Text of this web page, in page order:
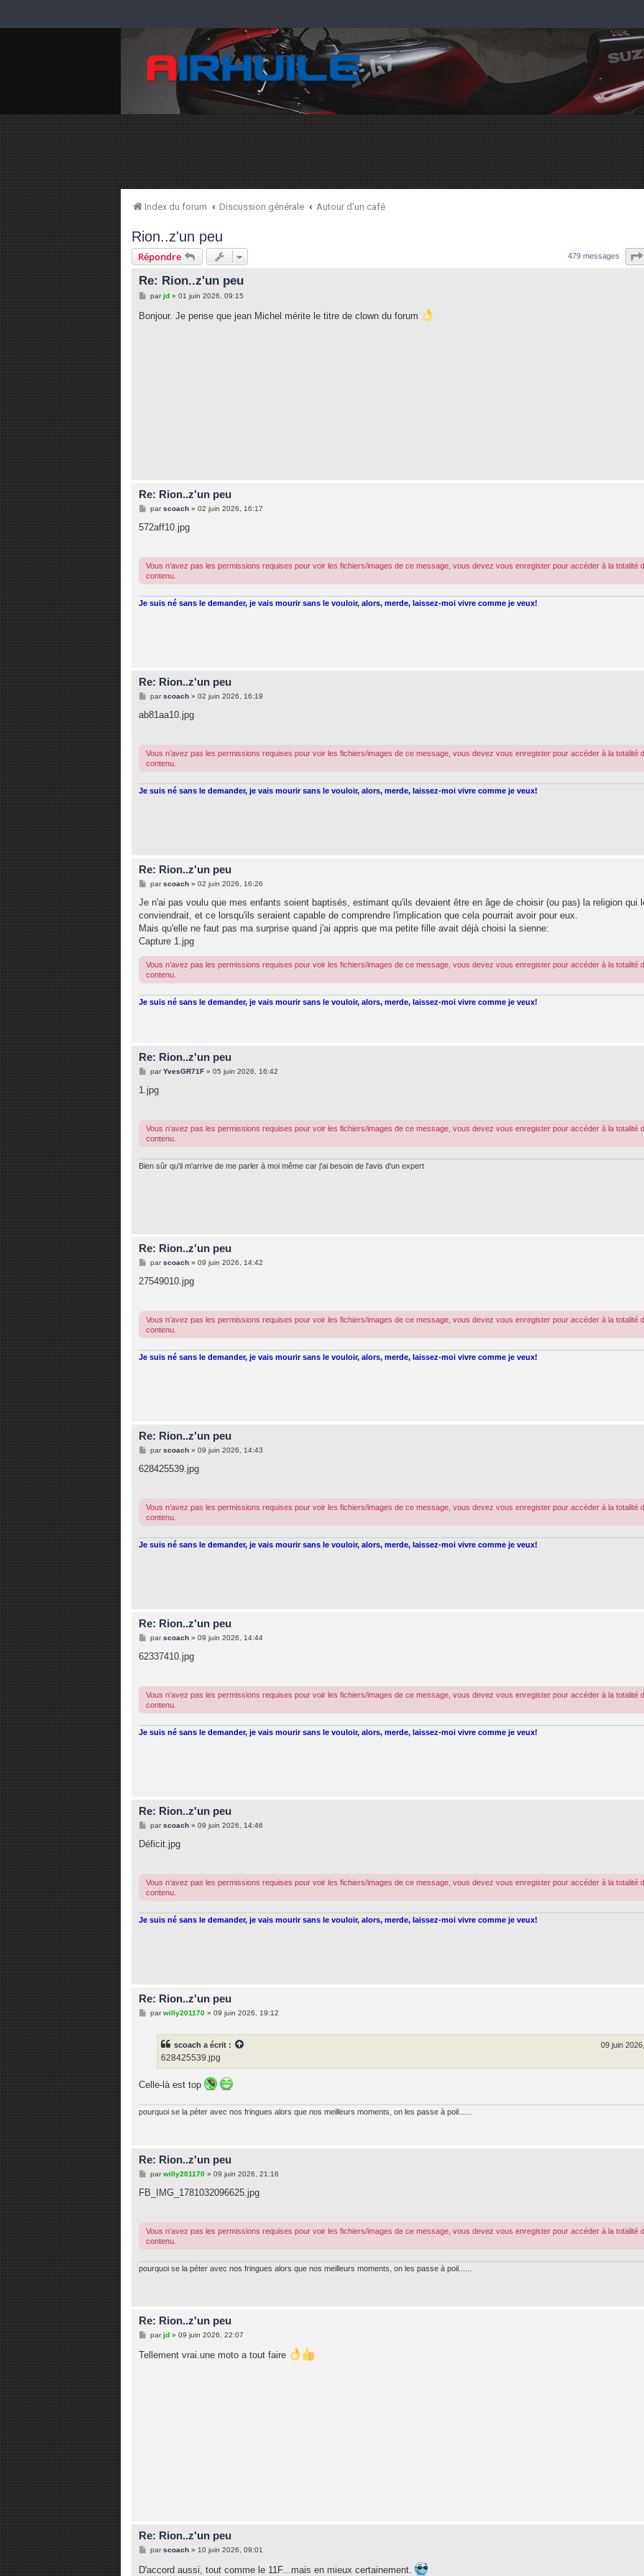
Index du forum Discussion générale Autour d'un café
Rion..z'un peu
Répondre 479 messages
Re: Rion..z'un peu
M
s
parjd» 01 juin 2026, 09:15
Bonjour. Je pense que jean Michel mérite le titre de clown du forum
Re: Rion..z'un peu
M
s
e
parscoach» 02 juin 2026, 16:17
572aff10.jpg
Vous n’avez pas les permissions requises pour voir les fichiers/images de ce message, vous devez vous enregister pour accéder à la totalité
contenu.
Je suis né sans le demander, je vais mourir sans le vouloir, alors, merde, laissez-moi vivre comme je veux!
Re: Rion..z'un peu
M
s
parscoach» 02 juin 2026, 16:19
ab81aa10.jpg
Vous n’avez pas les permissions requises pour voir les fichiers/images de ce message, vous devez vous enregister pour accéder à la totalité
contenu.
Je suis né sans le demander, je vais mourir sans le vouloir, alors, merde, laissez-moi vivre comme je veux!
Re: Rion..z'un peu
M
s
a
g
parscoach» 02 juin 2026, 16:26
Je n'ai pas voulu que mes enfants soient baptisés, estimant qu'ils devaient être en âge de choisir (ou pas) la religion qui
conviendrait, et ce lorsqu'ils seraient capable de comprendre l'implication que cela pourrait avoir pour eux.
Mais qu'elle ne faut pas ma surprise quand j'ai appris que ma petite fille avait déjà choisi la sienne:
Capture 1.jpg
Vous n’avez pas les permissions requises pour voir les fichiers/images de ce message, vous devez vous enregister pour accéder à la totalité
contenu.
Je suis né sans le demander, je vais mourir sans le vouloir, alors, merde, laissez-moi vivre comme je veux!
Re: Rion..z'un peu
M
s
s
parYvesGR71F» 05 juin 2026, 16:42
1.jpg
Vous n’avez pas les permissions requises pour voir les fichiers/images de ce message, vous devez vous enregister pour accéder à la totalité
contenu.
Bien sûr qu'il m'arrive de me parler à moi même car j'ai besoin de l'avis d'un expert
Re: Rion..z'un peu
M
s
e
parscoach» 09 juin 2026, 14:42
27549010.jpg
Vous n’avez pas les permissions requises pour voir les fichiers/images de ce message, vous devez vous enregister pour accéder à la totalité
contenu.
Je suis né sans le demander, je vais mourir sans le vouloir, alors, merde, laissez-moi vivre comme je veux!
Re: Rion..z'un peu
M
s
parscoach» 09 juin 2026, 14:43
628425539.jpg
Vous n’avez pas les permissions requises pour voir les fichiers/images de ce message, vous devez vous enregister pour accéder à la totalité
contenu.
Je suis né sans le demander, je vais mourir sans le vouloir, alors, merde, laissez-moi vivre comme je veux!
Re: Rion..z'un peu
M
s
e
parscoach» 09 juin 2026, 14:44
62337410.jpg
Vous n’avez pas les permissions requises pour voir les fichiers/images de ce message, vous devez vous enregister pour accéder à la totalité
contenu.
Je suis né sans le demander, je vais mourir sans le vouloir, alors, merde, laissez-moi vivre comme je veux!
Re: Rion..z'un peu
M
s
parscoach» 09 juin 2026, 14:46
Déficit.jpg
Vous n’avez pas les permissions requises pour voir les fichiers/images de ce message, vous devez vous enregister pour accéder à la totalité
contenu.
Je suis né sans le demander, je vais mourir sans le vouloir, alors, merde, laissez-moi vivre comme je veux!
Re: Rion..z'un peu
Mparwilly201170» 09 juin 2026, 19:12
scoach a écrit : 09 juin
628425539.jpg
Celle-là est top
pourquoi se la péter avec nos fringues alors que nos meilleurs moments, on les passe à poil......
Re: Rion..z'un peu
M
s
s
parwilly201170» 09 juin 2026, 21:16
FB_IMG_1781032096625.jpg
Vous n’avez pas les permissions requises pour voir les fichiers/images de ce message, vous devez vous enregister pour accéder à la totalité
contenu.
pourquoi se la péter avec nos fringues alors que nos meilleurs moments, on les passe à poil......
Re: Rion..z'un peu
M
s
s
parjd» 09 juin 2026, 22:07
Tellement vrai.une moto a tout faire
Re: Rion..z'un peu
Mparscoach» 10 juin 2026, 09:01
D'accord aussi, tout comme le 11F...mais en mieux certainement.